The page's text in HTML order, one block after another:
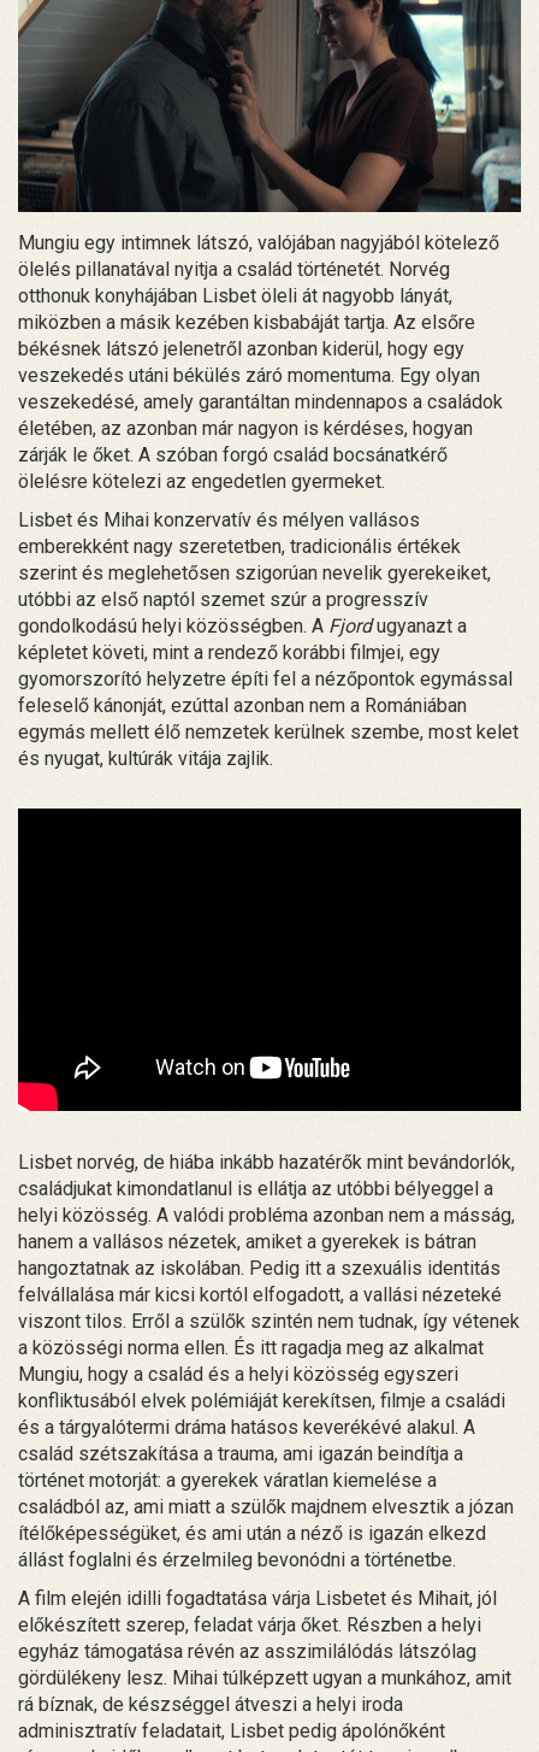
Mungiu egy intimnek látszó, valójában nagyjából kötelező
ölelés pillanatával nyitja a család történetét. Norvég
otthonuk konyhájában Lisbet öleli át nagyobb lányát,
miközben a másik kezében kisbabáját tartja. Az elsőre
békésnek látszó jelenetről azonban kiderül, hogy egy
veszekedés utáni békülés záró momentuma. Egy olyan
veszekedésé, amely garantáltan mindennapos a családok
életében, az azonban már nagyon is kérdéses, hogyan
zárják le őket. A szóban forgó család bocsánatkérő
ölelésre kötelezi az engedetlen gyermeket.
Lisbet és Mihai konzervatív és mélyen vallásos
emberekként nagy szeretetben, tradicionális értékek
szerint és meglehetősen szigorúan nevelik gyerekeiket,
utóbbi az első naptól szemet szúr a progresszív
gondolkodású helyi közösségben. A Fjordugyanazt a
képletet követi, mint a rendező korábbi filmjei, egy
gyomorszorító helyzetre építi fel a nézőpontok egymással
feleselő kánonját, ezúttal azonban nem a Romániában
egymás mellett élő nemzetek kerülnek szembe, most kelet
és nyugat, kultúrák vitája zajlik.
Lisbet norvég, de hiába inkább hazatérők mint bevándorlók,
családjukat kimondatlanul is ellátja az utóbbi bélyeggel a
helyi közösség. A valódi probléma azonban nem a másság,
hanem a vallásos nézetek, amiket a gyerekek is bátran
hangoztatnak az iskolában. Pedig itt a szexuális identitás
felvállalása már kicsi kortól elfogadott, a vallási nézeteké
viszont tilos. Erről a szülők szintén nem tudnak, így vétenek
a közösségi norma ellen. És itt ragadja meg az alkalmat
Mungiu, hogy a család és a helyi közösség egyszeri
konfliktusából elvek polémiáját kerekítsen, filmje a családi
és a tárgyalótermi dráma hatásos keverékévé alakul. A
család szétszakítása a trauma, ami igazán beindítja a
történet motorját: a gyerekek váratlan kiemelése a
családból az, ami miatt a szülők majdnem elvesztik a józan
ítélőképességüket, és ami után a néző is igazán elkezd
állást foglalni és érzelmileg bevonódni a történetbe.
A film elején idilli fogadtatása várja Lisbetet és Mihait, jól
előkészített szerep, feladat várja őket. Részben a helyi
egyház támogatása révén az asszimilálódás látszólag
gördülékeny lesz. Mihai túlképzett ugyan a munkához, amit
rá bíznak, de készséggel átveszi a helyi iroda
adminisztratív feladatait, Lisbet pedig ápolónőként